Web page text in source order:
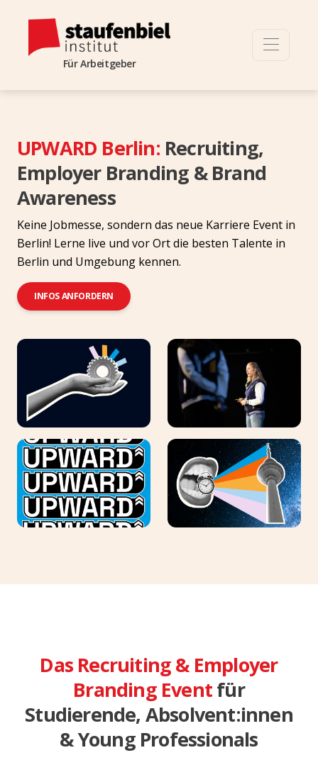
Für Arbeitgeber
UPWARD Berlin: Recruiting,
Employer Branding & Brand
Awareness
Keine Jobmesse, sondern das neue Karriere Event in
Berlin! Lerne live und vor Ort die besten Talente in
Berlin und Umgebung kennen.
INFOS ANFORDERN
Das Recruiting & Employer
Branding Eventfür
Studierende, Absolvent:innen
& Young Professionals